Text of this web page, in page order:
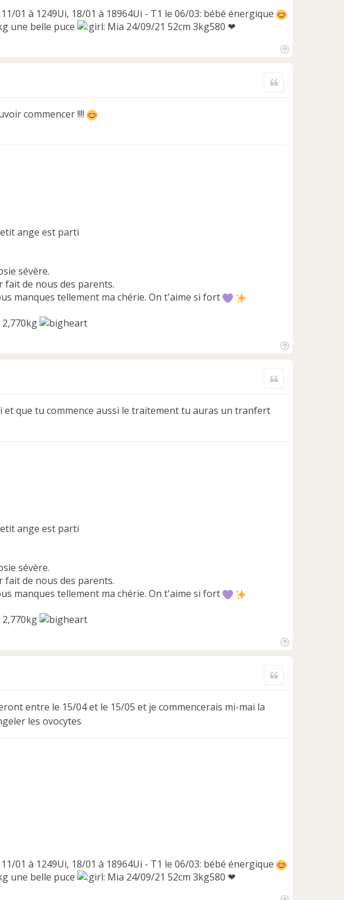
01 à 1249Ui, 18/01 à 18964Ui - T1 le 06/03: bébé énergique
une belle puce Mia 24/09/21 52cm 3kg580 ❤
commencer !!!!
ange est parti
sévère.
fait de nous des parents.
manques tellement ma chérie. On t'aime si fort
que tu commence aussi le traitement tu auras un tranfert
ange est parti
sévère.
fait de nous des parents.
manques tellement ma chérie. On t'aime si fort
entre le 15/04 et le 15/05 et je commencerais mi-mai la
les ovocytes
01 à 1249Ui, 18/01 à 18964Ui - T1 le 06/03: bébé énergique
une belle puce Mia 24/09/21 52cm 3kg580 ❤